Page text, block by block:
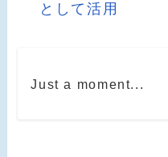
として活用
Just a moment...